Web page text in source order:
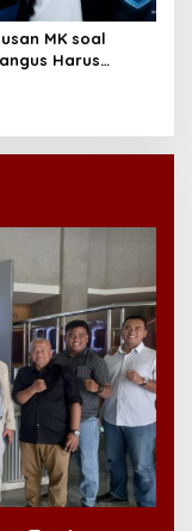
MK soal
Harus